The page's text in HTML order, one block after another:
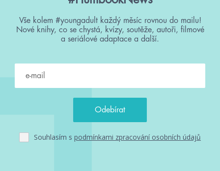
Vše kolem #youngadult každý měsíc rovnou do mailu!
Nové knihy, co se chystá, kvízy, soutěže, autoři, filmové
a seriálové adaptace a další.
Souhlasím s podmínkami zpracování osobních údajů